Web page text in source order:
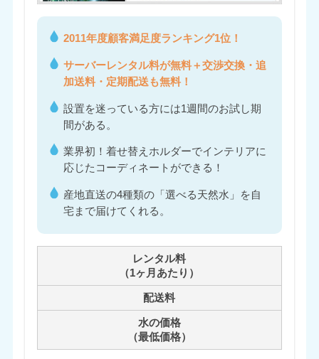
2011年度顧客満足度ランキング1位！
サーバーレンタル料が無料＋交渉交換・追
加送料・定期配送も無料！
設置を迷っている方には1週間のお試し期
間がある。
業界初！着せ替えホルダーでインテリアに
応じたコーディネートができる！
産地直送の4種類の「選べる天然水」を自
宅まで届けてくれる。
レンタル料
（1ヶ月あたり）
配送料
水の価格
（最低価格）